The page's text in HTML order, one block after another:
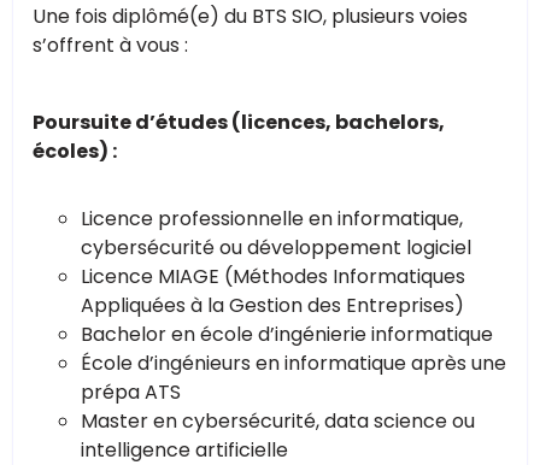
Une fois diplômé(e) du BTS SIO, plusieurs voies
s’offrent à vous :
Poursuite d’études (licences, bachelors,
écoles) :
Licence professionnelle en informatique,
cybersécurité ou développement logiciel
Licence MIAGE (Méthodes Informatiques
Appliquées à la Gestion des Entreprises)
Bachelor en école d’ingénierie informatique
École d’ingénieurs en informatique après une
prépa ATS
Master en cybersécurité, data science ou
intelligence artificielle